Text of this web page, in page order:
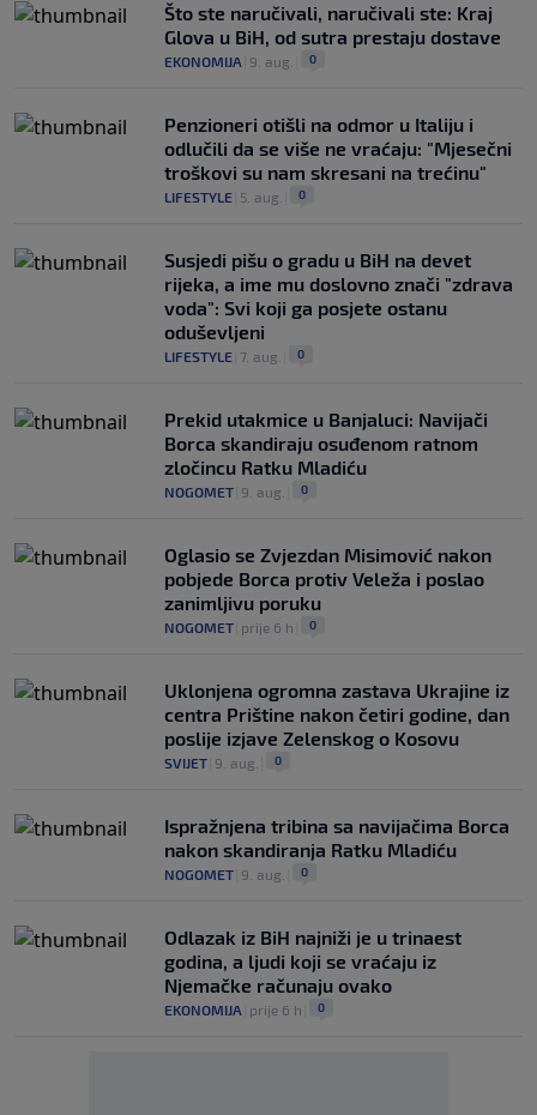
Što ste naručivali, naručivali ste: Kraj
Glova u BiH, od sutra prestaju dostave
EKONOMIJA 9. aug. 0
Penzioneri otišli na odmor u Italiju i
odlučili da se više ne vraćaju: "Mjesečni
troškovi su nam skresani na trećinu"
LIFESTYLE 5. aug. 0
Susjedi pišu o gradu u BiH na devet
rijeka, a ime mu doslovno znači "zdrava
voda": Svi koji ga posjete ostanu
oduševljeni
LIFESTYLE 7. aug. 0
Prekid utakmice u Banjaluci: Navijači
Borca skandiraju osuđenom ratnom
zločincu Ratku Mladiću
NOGOMET 9. aug. 0
Oglasio se Zvjezdan Misimović nakon
pobjede Borca protiv Veleža i poslao
zanimljivu poruku
NOGOMET prije 6 h 0
Uklonjena ogromna zastava Ukrajine iz
centra Prištine nakon četiri godine, dan
poslije izjave Zelenskog o Kosovu
SVIJET 9. aug. 0
Ispražnjena tribina sa navijačima Borca
nakon skandiranja Ratku Mladiću
NOGOMET 9. aug. 0
Odlazak iz BiH najniži je u trinaest
godina, a ljudi koji se vraćaju iz
Njemačke računaju ovako
EKONOMIJA prije 6 h 0